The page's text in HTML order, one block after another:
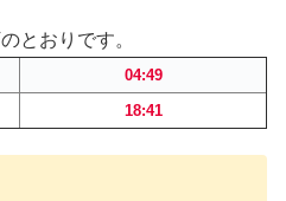
とおりです。
04:49
18:41